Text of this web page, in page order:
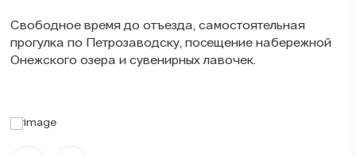
Свободное время до отъезда, самостоятельная
прогулка по Петрозаводску, посещение набережной
Онежского озера и сувенирных лавочек.